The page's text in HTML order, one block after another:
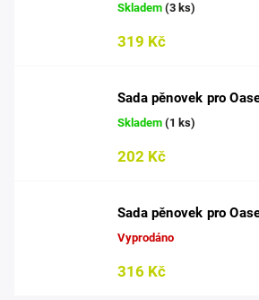
Skladem (3 ks)
319 Kč
Sada pěnovek pro
Skladem (1 ks)
202 Kč
Sada pěnovek pro
Vyprodáno
316 Kč